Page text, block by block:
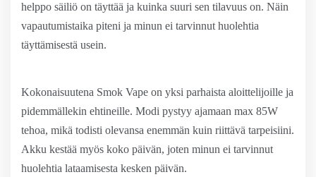
helppo säiliö on täyttää ja kuinka suuri sen tilavuus on. Näin
vapautumistaika piteni ja minun ei tarvinnut huolehtia
täyttämisestä usein.
Kokonaisuutena Smok Vape on yksi parhaista aloittelijoille ja
pidemmällekin ehtineille. Modi pystyy ajamaan max 85W
tehoa, mikä todisti olevansa enemmän kuin riittävä tarpeisiini.
Akku kestää myös koko päivän, joten minun ei tarvinnut
huolehtia lataamisesta kesken päivän.